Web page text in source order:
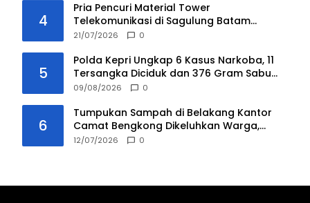
4
Pria Pencuri Material Tower
Telekomunikasi di Sagulung Batam
Ditangkap, Korban Rugi Rp 8 Juta
21/07/2026 0
5
Polda Kepri Ungkap 6 Kasus Narkoba, 11
Tersangka Diciduk dan 376 Gram Sabu
Dibuang ke Laut
09/08/2026 0
6
Tumpukan Sampah di Belakang Kantor
Camat Bengkong Dikeluhkan Warga,
Minta Segera Diangkut
12/07/2026 0